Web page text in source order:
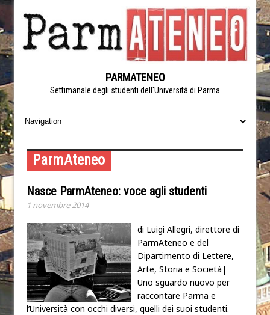
PARMATENEO
Settimanale degli studenti dell'Università di Parma
ParmAteneo
Nasce ParmAteneo: voce agli studenti
1 novembre 2014
di Luigi Allegri, direttore di
ParmAteneo e del
Dipartimento di Lettere,
Arte, Storia e Società|
Uno sguardo nuovo per
raccontare Parma e
l’Università con occhi diversi, quelli dei suoi studenti.